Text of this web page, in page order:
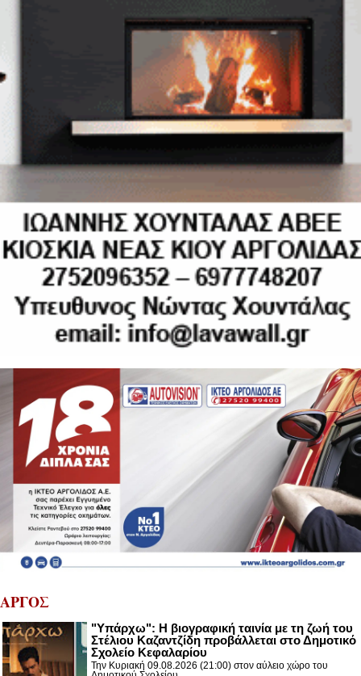
ΑΡΓΟΣ
"Υπάρχω": Η βιογραφική ταινία με τη ζωή του
Στέλιου Καζαντζίδη προβάλλεται στο Δημοτικό
Σχολείο Κεφαλαρίου
Την Κυριακή 09.08.2026 (21:00) στον αύλειο χώρο του